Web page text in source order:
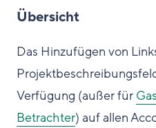
Übersicht
Das Hinzufügen von
Verfügung (außer für
Betrachter) auf allen